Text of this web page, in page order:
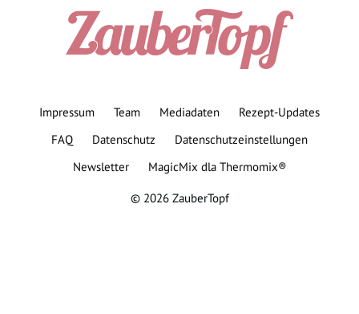
Impressum Team Mediadaten
Rezept-Updates
FAQ
Datenschutz
Datenschutzeinstellungen
Newsletter
MagicMix dla Thermomix®
© 2026 ZauberTopf